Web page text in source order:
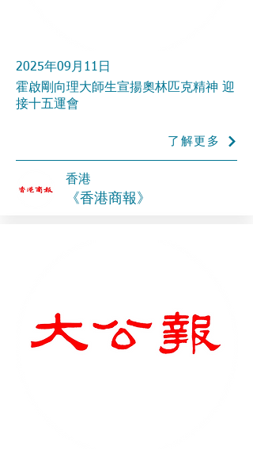
2025年09月11日
霍啟剛向理大師生宣揚奧林匹克精神 迎
接十五運會
了解更多
香港
《香港商報》